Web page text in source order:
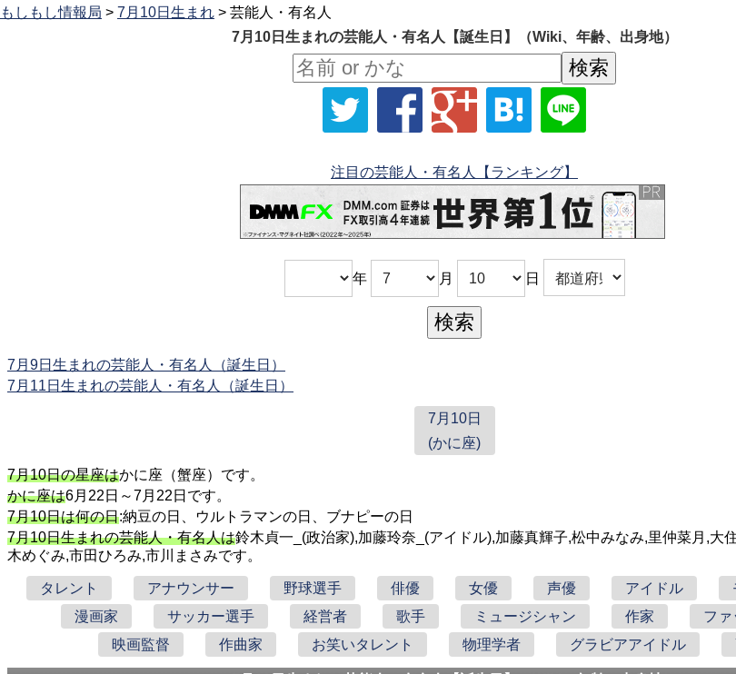
もしもし情報局 > 7月10日生まれ > 芸能人・有名人
7月10日生まれの芸能人・有名人【誕生日】（Wiki、年齢、出身地）
注目の芸能人・有名人【ランキング】
年 月 日
7月9日生まれの芸能人・有名人（誕生日）
7月11日生まれの芸能人・有名人（誕生日）
7月10日
(かに座)
7月10日の星座はかに座（蟹座）です。
かに座は6月22日～7月22日です。
7月10日は何の日:納豆の日、ウルトラマンの日、ブナピーの日
7月10日生まれの芸能人・有名人は鈴木貞一_(政治家),加藤玲奈_(アイドル),加藤真輝子,松中みなみ,里仲菜月,大
木めぐみ,市田ひろみ,市川まさみです。
タレント アナウンサー 野球選手 俳優 女優 声優 アイドル
漫画家
サッカー選手 経営者 歌手 ミュージシャン 作家
ファ
映画監督
作曲家 お笑いタレント 物理学者 グラビアアイドル